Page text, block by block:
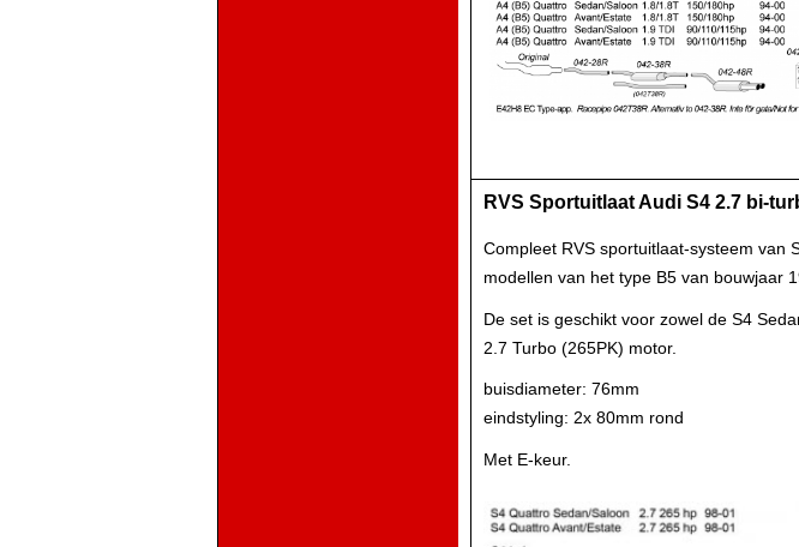
RVS Sportuitlaat Audi S4 2.7 bi-
Compleet RVS sportuitlaat-systeem van
modellen van het type B5 van bouwjaar
De set is geschikt voor zowel de S4
2.7 Turbo (265PK) motor.
buisdiameter: 76mm
eindstyling: 2x 80mm rond
Met E-keur.